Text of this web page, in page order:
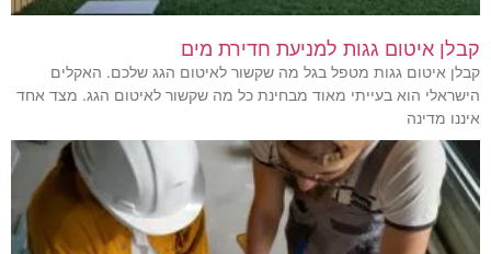
קבלן איטום גגות למניעת חדירת מים
קבלן איטום גגות מטפל בגל מה שקשור לאיטום הגג שלכם. האקלים
הישראלי הוא בעייתי מאוד מבחינת כל מה שקשור לאיטום הגג. מצד אחד
איננו מדינה